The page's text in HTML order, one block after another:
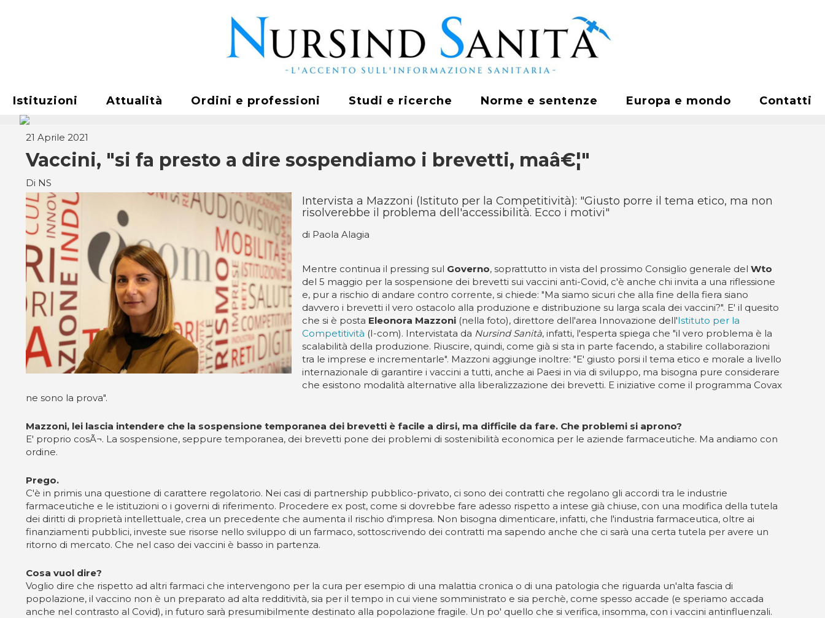
Istituzioni Attualità Ordini e professioni Studi e ricerche Norme e sentenze Europa e mondo Contatti
21 Aprile 2021
Vaccini, "si fa presto a dire sospendiamo i brevetti, maâ€¦"
Di NS
Intervista a Mazzoni (Istituto per la Competitività): "Giusto porre il tema etico, ma non
risolverebbe il problema dell'accessibilità. Ecco i motivi"
di Paola Alagia
Mentre continua il pressing sul Governo, soprattutto in vista del prossimo Consiglio generale del Wto
del 5 maggio per la sospensione dei brevetti sui vaccini anti-Covid, c'è anche chi invita a una riflessione
e, pur a rischio di andare contro corrente, si chiede: "Ma siamo sicuri che alla fine della fiera siano
davvero i brevetti il vero ostacolo alla produzione e distribuzione su larga scala dei vaccini?". E' il quesito
che si è posta Eleonora Mazzoni (nella foto), direttore dell'area Innovazione dell'Istituto per la
Competitività (I-com). Intervistata da Nursind Sanità, infatti, l'esperta spiega che "il vero problema è la
scalabilità della produzione. Riuscire, quindi, come già si sta in parte facendo, a stabilire collaborazioni
tra le imprese e incrementarle". Mazzoni aggiunge inoltre: "E' giusto porsi il tema etico e morale a livello
internazionale di garantire i vaccini a tutti, anche ai Paesi in via di sviluppo, ma bisogna pure considerare
che esistono modalità alternative alla liberalizzazione dei brevetti. E iniziative come il programma Covax
ne sono la prova".
Mazzoni, lei lascia intendere che la sospensione temporanea dei brevetti è facile a dirsi, ma difficile da fare. Che problemi si aprono?
E' proprio cosÃ¬. La sospensione, seppure temporanea, dei brevetti pone dei problemi di sostenibilità economica per le aziende farmaceutiche. Ma andiamo con
ordine.
Prego.
C'è in primis una questione di carattere regolatorio. Nei casi di partnership pubblico-privato, ci sono dei contratti che regolano gli accordi tra le industrie
farmaceutiche e le istituzioni o i governi di riferimento. Procedere ex post, come si dovrebbe fare adesso rispetto a intese già chiuse, con una modifica della tutela
dei diritti di proprietà intellettuale, crea un precedente che aumenta il rischio d'impresa. Non bisogna dimenticare, infatti, che l'industria farmaceutica, oltre ai
finanziamenti pubblici, investe sue risorse nello sviluppo di un farmaco, sottoscrivendo dei contratti ma sapendo anche che ci sarà una certa tutela per avere un
ritorno di mercato. Che nel caso dei vaccini è basso in partenza.
Cosa vuol dire?
Voglio dire che rispetto ad altri farmaci che intervengono per la cura per esempio di una malattia cronica o di una patologia che riguarda un'alta fascia di
popolazione, il vaccino non è un preparato ad alta redditività, sia per il tempo in cui viene somministrato e sia perchè, come spesso accade (e speriamo accada
anche nel contrasto al Covid), in futuro sarà presumibilmente destinato alla popolazione fragile. Un po' quello che si verifica, insomma, con i vaccini antinfluenzali.